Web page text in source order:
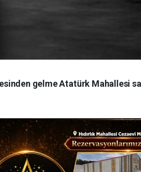
gelme Atatürk Mahallesi